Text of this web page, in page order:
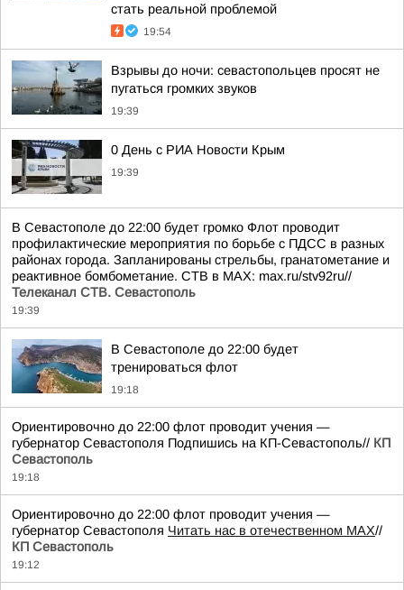
стать реальной проблемой
19:54
Взрывы до ночи: севастопольцев просят не
пугаться громких звуков
19:39
0 День с РИА Новости Крым
19:39
В Севастополе до 22:00 будет громко Флот проводит
профилактические мероприятия по борьбе с ПДСС в разных
районах города. Запланированы стрельбы, гранатометание и
реактивное бомбометание. СТВ в MAX: max.ru/stv92ru//
Телеканал CТВ. Севастополь
19:39
В Севастополе до 22:00 будет
тренироваться флот
19:18
Ориентировочно до 22:00 флот проводит учения —
губернатор Севастополя Подпишись на КП-Севастополь// КП
Севастополь
19:18
Ориентировочно до 22:00 флот проводит учения —
губернатор Севастополя Читать нас в отечественном MAX//
КП Севастополь
19:12